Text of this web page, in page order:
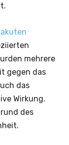
mehrere
gegen das
das
Wirkung.
des